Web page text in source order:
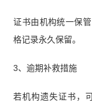
证书由机构统一保
格记录永久保留。
3、逾期补救措施
若机构遗失证书，